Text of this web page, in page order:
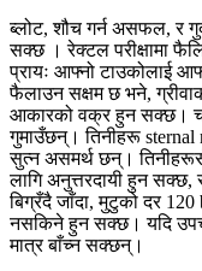
ब्लोट, शौच गर्न असफल, र
सक्छ । रेक्टल परीक्षामा
प्रायः आफ्नो टाउकोलाई
फैलाउन सक्षम छ भने,
आकारको वक्र हुन सक्छ।
गुमाउँछन्। तिनीहरू
सुत्न असमर्थ छन्।
लागि अनुत्तरदायी हुन
बिग्रँदै जाँदा, मुटुको दर
नसकिने हुन सक्छ। यदि
मात्र बाँच्न सक्छन्।